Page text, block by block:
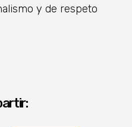
y de respeto